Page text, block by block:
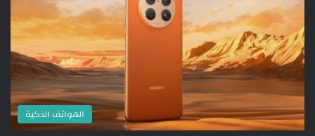
الهواتف الذكية